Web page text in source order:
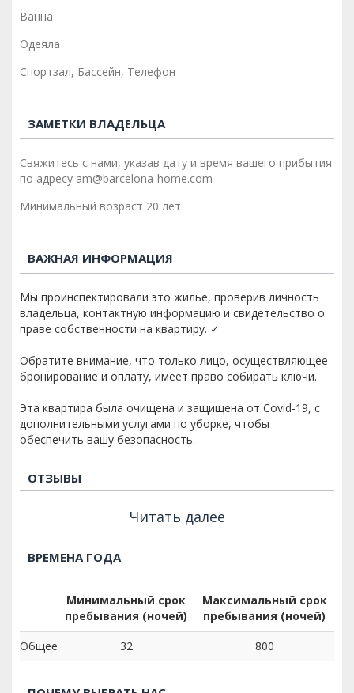
Ванна
Одеяла
Спортзал, Бассейн, Телефон
ЗАМЕТКИ ВЛАДЕЛЬЦА
Свяжитесь с нами, указав дату и время вашего прибытия
по адресу am@barcelona-home.com
Минимальный возраст 20 лет
ВАЖНАЯ ИНФОРМАЦИЯ
Мы проинспектировали это жилье, проверив личность
владельца, контактную информацию и свидетельство о
праве собственности на квартиру. ✓
Обратите внимание, что только лицо, осуществляющее
бронирование и оплату, имеет право собирать ключи.
Эта квартира была очищена и защищена от Covid-19, с
дополнительными услугами по уборке, чтобы
обеспечить вашу безопасность.
ОТЗЫВЫ
Читать далее
ВРЕМЕНА ГОДА
Минимальный срок
пребывания (ночей)
Максимальный срок
пребывания (ночей)
Общее
32 800